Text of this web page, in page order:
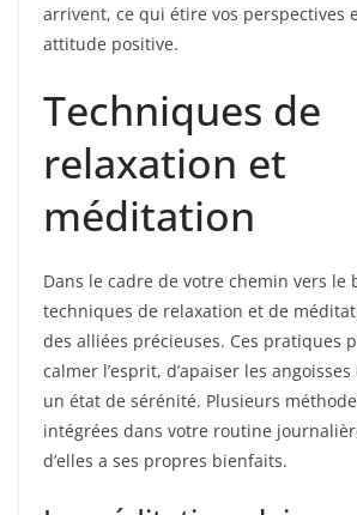
arrivent, ce qui étire vos perspectives
attitude positive.
Techniques de
relaxation et
méditation
Dans le cadre de votre chemin vers le
techniques de relaxation et de
des alliées précieuses. Ces pratiques
calmer l’esprit, d’apaiser les
un état de sérénité. Plusieurs
intégrées dans votre routine
d’elles a ses propres bienfaits.